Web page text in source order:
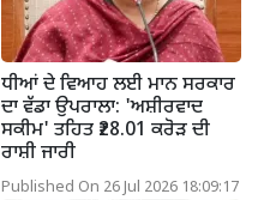
ਧੀਆਂ ਦੇ ਵਿਆਹ ਲਈ ਮਾਨ ਸਰਕਾਰ
ਦਾ ਵੱਡਾ ਉਪਰਾਲਾ: 'ਅਸ਼ੀਰਵਾਦ
ਸਕੀਮ' ਤਹਿਤ ₹28.01 ਕਰੋੜ ਦੀ
ਰਾਸ਼ੀ ਜਾਰੀ
Published On 26 Jul 2026 18:09:17